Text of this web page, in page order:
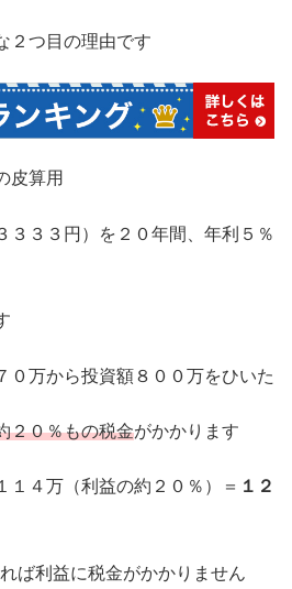
２つ目の理由です
皮算用
３３３円）を２０年間、年利５％
０万から投資額８００万をひいた
２０％もの税金がかかります
１４万（利益の約２０％）＝ １２
ば利益に税金がかかりません